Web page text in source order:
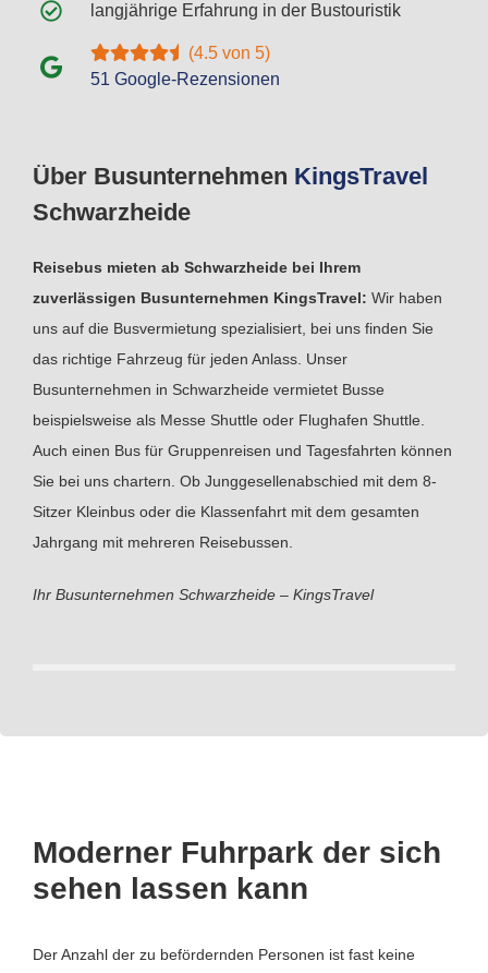
Über Busunternehmen KingsTravel
Schwarzheide
Reisebus mieten ab Schwarzheide bei Ihrem
zuverlässigen Busunternehmen KingsTravel: Wir haben
uns auf die Busvermietung spezialisiert, bei uns finden Sie
das richtige Fahrzeug für jeden Anlass. Unser
Busunternehmen in Schwarzheide vermietet Busse
beispielsweise als Messe Shuttle oder Flughafen Shuttle.
Auch einen Bus für Gruppenreisen und Tagesfahrten können
Sie bei uns chartern. Ob Junggesellenabschied mit dem 8-
Sitzer Kleinbus oder die Klassenfahrt mit dem gesamten
Jahrgang mit mehreren Reisebussen.
Ihr Busunternehmen Schwarzheide – KingsTravel
langjährige Erfahrung in der Bustouristik
(4.5 von 5)
51 Google-Rezensionen
Moderner Fuhrpark der sich
sehen lassen kann
Der Anzahl der zu befördernden Personen ist fast keine